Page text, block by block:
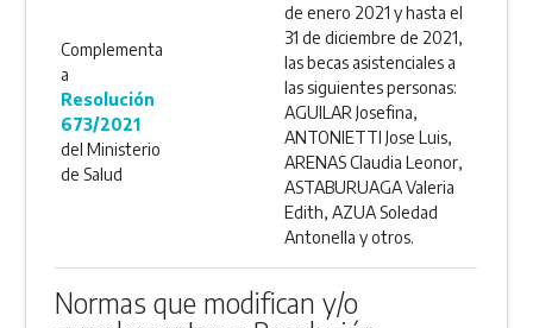
Complementa
a
Resolución
673/2021
del Ministerio
de Salud
de enero 2021 y hasta el
31 de diciembre de 2021,
las becas asistenciales a
las siguientes personas:
AGUILAR Josefina,
ANTONIETTI Jose Luis,
ARENAS Claudia Leonor,
ASTABURUAGA Valeria
Edith, AZUA Soledad
Antonella y otros.
Normas que modifican y/o